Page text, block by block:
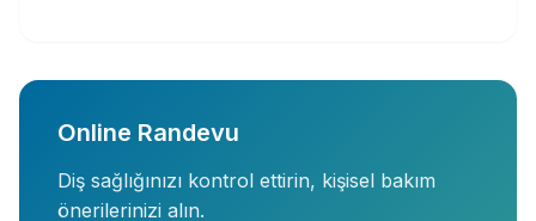
Online Randevu
Diş sağlığınızı kontrol ettirin, kişisel bakım
önerilerinizi alın.